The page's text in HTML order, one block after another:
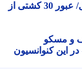
سنتکام: ناو آبراهام لینکلن در آماده باش کامل/ عبور 30 کشتی از
مسکو
کنوانسیون